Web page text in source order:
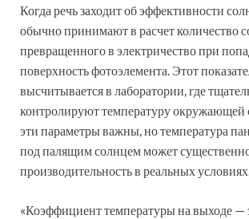
Когда речь заходит об эффективности
обычно принимают в расчет количество
превращенного в электричество при
поверхность фотоэлемента. Этот
высчитывается в лаборатории, где
контролируют температуру окружающей
эти параметры важны, но температура
под палящим солнцем может
производительность в реальных
«Коэффициент температуры на выходе —